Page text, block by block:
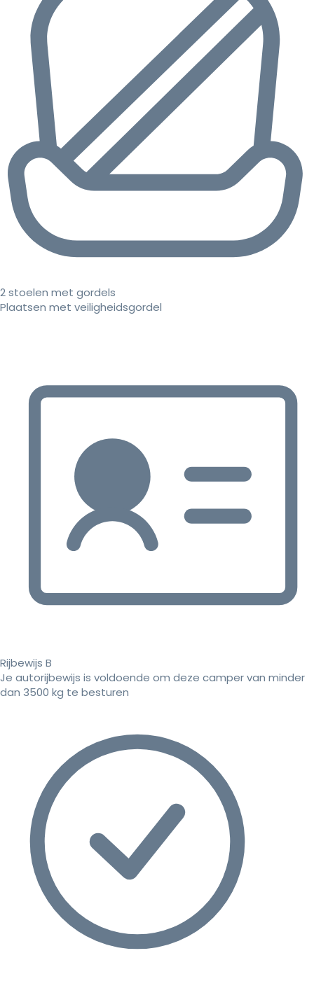
2 stoelen met gordels
Plaatsen met veiligheidsgordel
Rijbewijs B
Je autorijbewijs is voldoende om deze camper van minder
dan 3500 kg te besturen